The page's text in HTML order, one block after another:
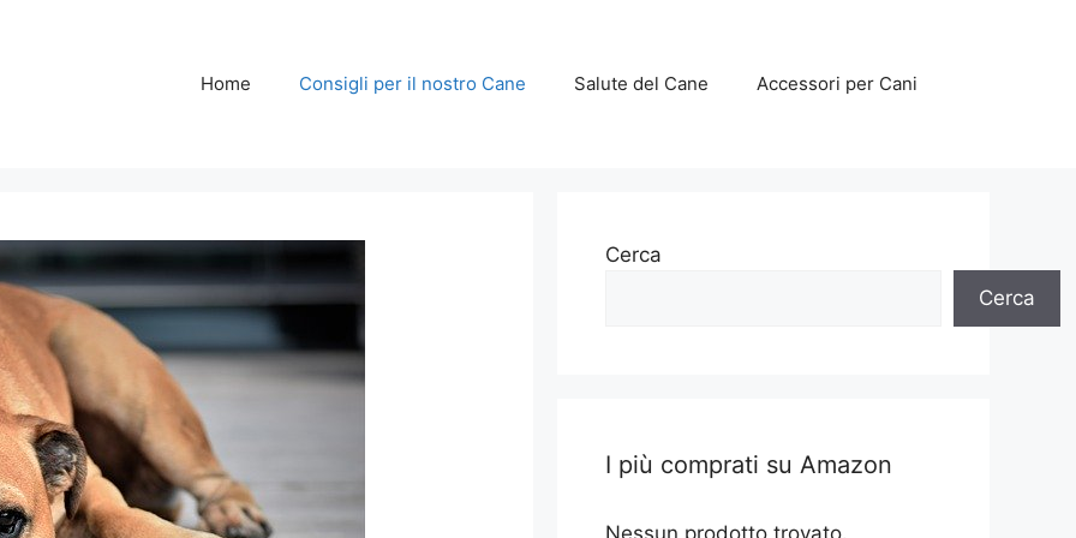
Home Consigli per il nostro Cane Salute del Cane Accessori per Cani
Cerca
Cerca
I più comprati su Amazon
Nessun prodotto trovato.